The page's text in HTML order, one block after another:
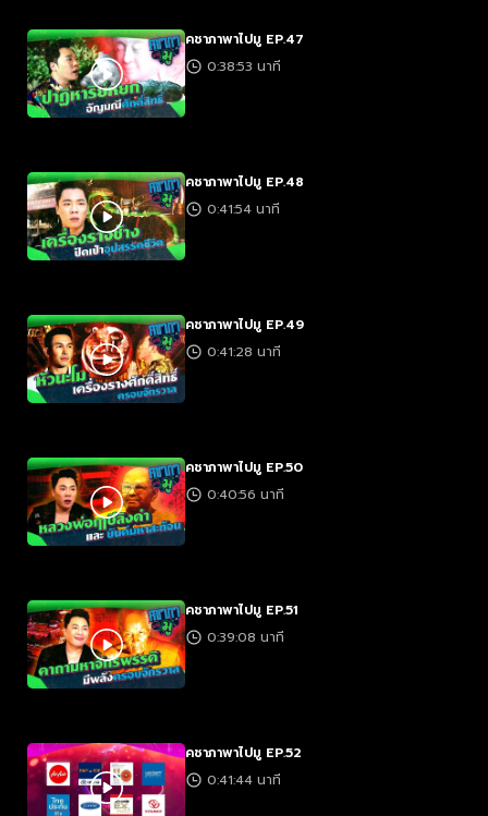
คชาภาพาไปมู EP.47
0:38:53 นาที
คชาภาพาไปมู EP.48
0:41:54 นาที
คชาภาพาไปมู EP.49
0:41:28 นาที
คชาภาพาไปมู EP.50
0:40:56 นาที
คชาภาพาไปมู EP.51
0:39:08 นาที
คชาภาพาไปมู EP.52
0:41:44 นาที